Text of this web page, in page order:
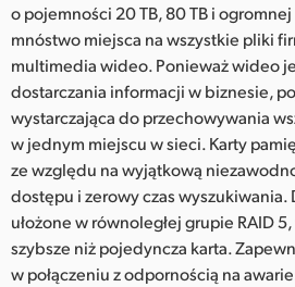
o pojemności 20 TB, 80 TB i
mnóstwo miejsca na wszystkie pliki
multimedia wideo. Ponieważ wideo
dostarczania informacji w biznesie,
wystarczająca do przechowywania
w jednym miejscu w sieci. Karty
ze względu na wyjątkową
dostępu i zerowy czas
ułożone w równoległej grupie RAID
szybsze niż pojedyncza karta.
w połączeniu z odpornością na